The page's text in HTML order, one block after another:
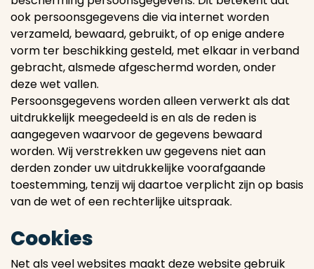
ook persoonsgegevens die via internet worden
verzameld, bewaard, gebruikt, of op enige andere
vorm ter beschikking gesteld, met elkaar in verband
gebracht, alsmede afgeschermd worden, onder
deze wet vallen.
Persoonsgegevens worden alleen verwerkt als dat
uitdrukkelijk meegedeeld is en als de reden is
aangegeven waarvoor de gegevens bewaard
worden. Wij verstrekken uw gegevens niet aan
derden zonder uw uitdrukkelijke voorafgaande
toestemming, tenzij wij daartoe verplicht zijn op basis
van de wet of een rechterlijke uitspraak.
Cookies
Net als veel websites maakt deze website gebruik